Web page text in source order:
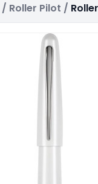
/ Roller Pilot /